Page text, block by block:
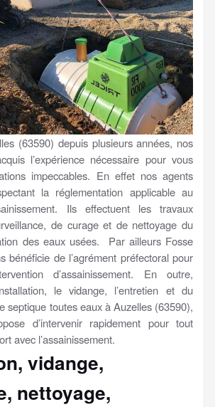
(63590) depuis plusieurs années, nos
l’expérience nécessaire pour vous
impeccables. En effet nos agents
la réglementation applicable au
Ils effectuent les travaux
de curage et de nettoyage du
des eaux usées. Par ailleurs Fosse
bénéficie de l’agrément préfectoral pour
d’assainissement. En outre,
le vidange, l’entretien et du
septique toutes eaux à Auzelles (63590),
d’intervenir rapidement pour tout
avec l’assainissement.
vidange,
nettoyage,